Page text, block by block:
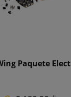
Paquete